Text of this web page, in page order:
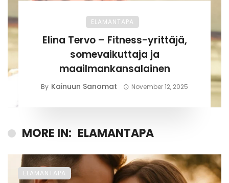
ELAMANTAPA
Elina Tervo – Fitness-yrittäjä,
somevaikuttaja ja
maailmankansalainen
By Kainuun Sanomat November 12, 2025
MORE IN: ELAMANTAPA
ELAMANTAPA